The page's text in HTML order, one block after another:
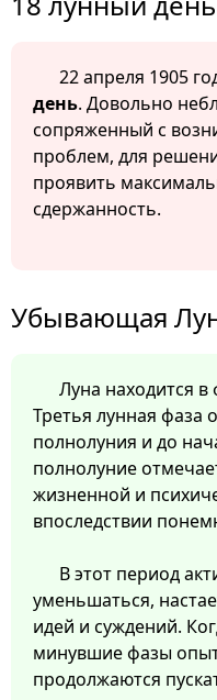
22 апреля 1905
день. Довольно
сопряженный с
проблем, для
проявить
сдержанность.
Убывающая
Луна находится в
Третья лунная фаза
полнолуния и до
полнолуние
жизненной и
впоследствии
В этот период
уменьшаться,
идей и суждений.
минувшие фазы
продолжаются